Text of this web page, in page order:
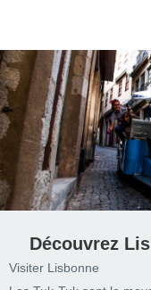
Découvrez
Visiter Lisbonne